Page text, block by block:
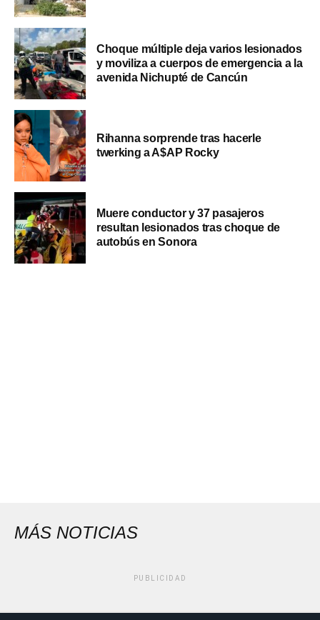
Choque múltiple deja varios lesionados
y moviliza a cuerpos de emergencia a la
avenida Nichupté de Cancún
Rihanna sorprende tras hacerle
twerking a A$AP Rocky
Muere conductor y 37 pasajeros
resultan lesionados tras choque de
autobús en Sonora
MÁS NOTICIAS
PUBLICIDAD